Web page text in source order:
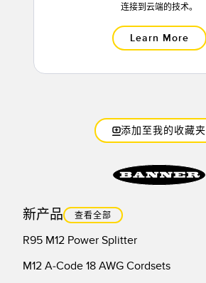
连接到云端的技术。
Learn More
添加至我的收藏夹
新产品 查看全部
R95 M12 Power Splitter
M12 A-Code 18 AWG Cordsets